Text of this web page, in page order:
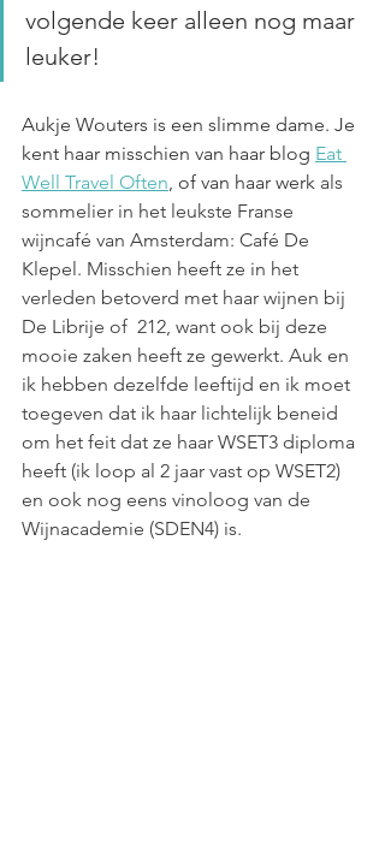
volgende keer alleen nog maar
leuker!
Aukje Wouters is een slimme dame. Je
kent haar misschien van haar blog Eat
Well Travel Often, of van haar werk als
sommelier in het leukste Franse
wijncafé van Amsterdam: Café De
Klepel. Misschien heeft ze in het
verleden betoverd met haar wijnen bij
De Librije of  212, want ook bij deze
mooie zaken heeft ze gewerkt. Auk en
ik hebben dezelfde leeftijd en ik moet
toegeven dat ik haar lichtelijk beneid
om het feit dat ze haar WSET3 diploma
heeft (ik loop al 2 jaar vast op WSET2)
en ook nog eens vinoloog van de
Wijnacademie (SDEN4) is.